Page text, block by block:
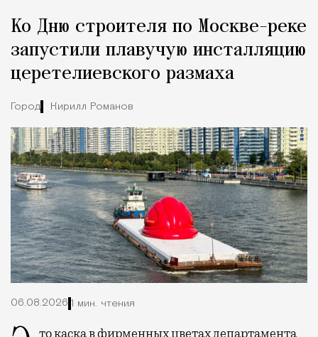
Город
Ко Дню строителя по Москве-реке
запустили плавучую инсталляцию
церетелиевского размаха
Город Кирилл Романов
06.08.2026 1 мин. чтения
Это каска вфирменныхцветах департамента